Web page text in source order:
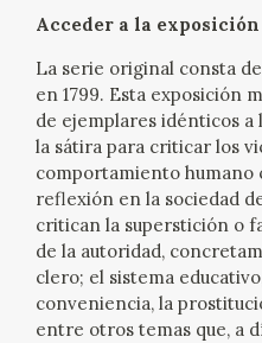
EL VIAJE DE GOYA
CATÁLOGO
GOYA EN EL MUNDO
Acceder a la
La serie original consta
en 1799. Esta exposición
de ejemplares idénticos a
la sátira para criticar los
comportamiento humano
reflexión en la sociedad
critican la superstición o
de la autoridad,
clero; el sistema
conveniencia, la
entre otros temas que, a